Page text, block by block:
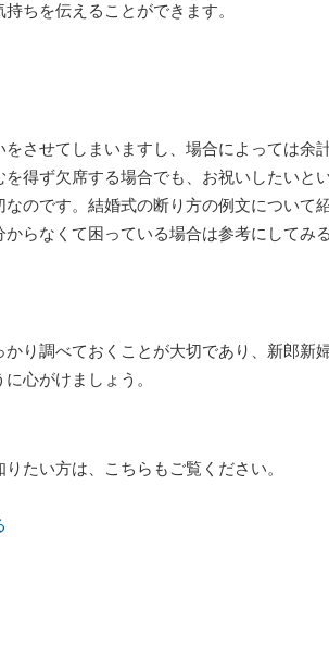
ちを伝えることができます。
させてしまいますし、場合によっては余
得ず欠席する場合でも、お祝いしたいと
のです。結婚式の断り方の例文について
らなくて困っている場合は参考にしてみ
り調べておくことが大切であり、新郎新
心がけましょう。
たい方は、こちらもご覧ください。